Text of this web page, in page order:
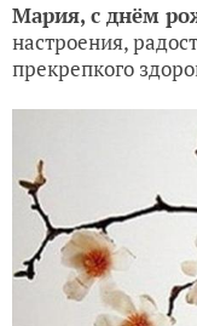
Мария, с днём
настроения,
прекрепкого